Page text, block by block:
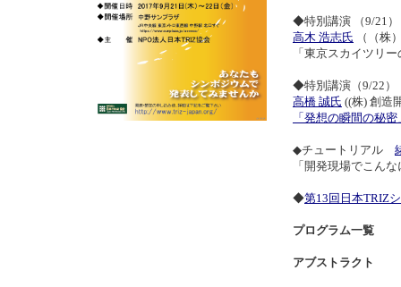
◆特別講演 （9/21）
高木 浩志氏 （（株
「東京スカイツリ
◆特別講演（9/22）
高橋 誠氏 ((株) 創
「発想の瞬間の秘密
◆チュートリアル
「開発現場でこん
◆第13回日本TRIZ
プログラム一覧
アブストラクト